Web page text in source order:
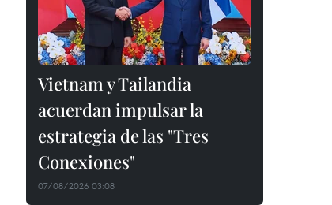
Vietnam y Tailandia
acuerdan impulsar la
estrategia de las "Tres
Conexiones"
07/08/2026 03:08